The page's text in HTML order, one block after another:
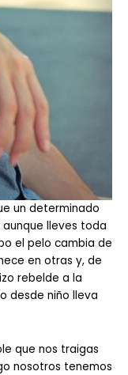
un determinado
lleves toda
el pelo cambia de
en otras y, de
rebelde a la
desde niño lleva
que nos traigas
nosotros tenemos